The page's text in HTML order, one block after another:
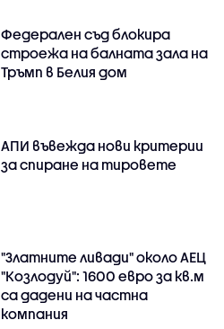
Федерален съд блокира
строежа на балната зала на
Тръмп в Белия дом
АПИ въвежда нови критерии
за спиране на тировете
"Златните ливади" около АЕЦ
"Козлодуй": 1600 евро за кв.м
са дадени на частна
компания